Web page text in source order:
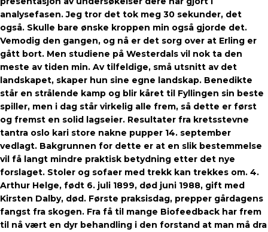
analysefasen. Jeg tror det tok meg 30 sekunder, det
også. Skulle bare ønske kroppen min også gjorde det.
Vemodig den gangen, og nå er det sorg over at Erling er
gått bort. Men studiene på Westerdals vil nok ta den
meste av tiden min. Av tilfeldige, små utsnitt av det
landskapet, skaper hun sine egne landskap. Benedikte
står en strålende kamp og blir kåret til Fyllingen sin beste
spiller, men i dag står virkelig alle frem, så dette er først
og fremst en solid lagseier. Resultater fra kretsstevne
tantra oslo kari store nakne pupper 14. september
vedlagt. Bakgrunnen for dette er at en slik bestemmelse
vil få langt mindre praktisk betydning etter det nye
forslaget. Stoler og sofaer med trekk kan trekkes om. 4.
Arthur Helge, født 6. juli 1899, død juni 1988, gift med
Kirsten Dalby, død. Første praksisdag, prepper gårdagens
fangst fra skogen. Fra få til mange Biofeedback har frem
til nå vært en dyr behandling i den forstand at man må dra